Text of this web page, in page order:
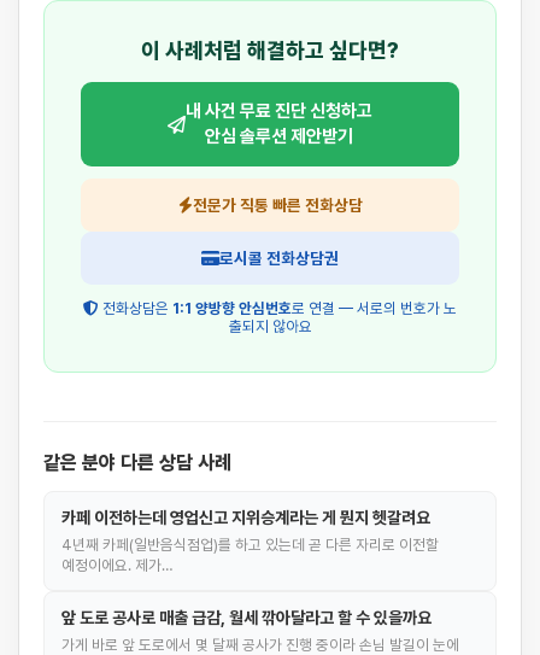
이 사례처럼 해결하고 싶다면?
내 사건 무료 진단 신청하고
안심 솔루션 제안받기
전문가 직통 빠른 전화상담
로시콜 전화상담권
전화상담은 1:1 양방향 안심번호로 연결 — 서로의 번호가 노
출되지 않아요
같은 분야 다른 상담 사례
카페 이전하는데 영업신고 지위승계라는 게 뭔지 헷갈려요
4년째 카페(일반음식점업)를 하고 있는데 곧 다른 자리로 이전할
예정이에요. 제가…
앞 도로 공사로 매출 급감, 월세 깎아달라고 할 수 있을까요
가게 바로 앞 도로에서 몇 달째 공사가 진행 중이라 손님 발길이 눈에